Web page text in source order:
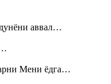
аввал…
Мени ёдга…